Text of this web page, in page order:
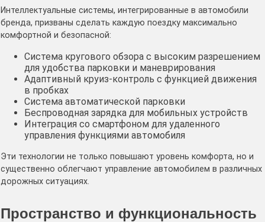
Интеллектуальные системы, интегрированные в автомобили
бренда, призваны сделать каждую поездку максимально
комфортной и безопасной:
Система кругового обзора с высоким разрешением
для удобства парковки и маневрирования
Адаптивный круиз-контроль с функцией движения
в пробках
Система автоматической парковки
Беспроводная зарядка для мобильных устройств
Интеграция со смартфоном для удаленного
управления функциями автомобиля
Эти технологии не только повышают уровень комфорта, но и
существенно облегчают управление автомобилем в различных
дорожных ситуациях.
Пространство и функциональность